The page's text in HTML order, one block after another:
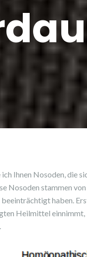
Ihnen Nosoden, die
Nosoden stammen
haben.
Heilmittel